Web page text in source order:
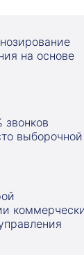
на основе
звонков
выборочной